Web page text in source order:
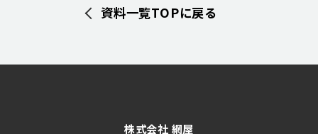
資料一覧TOPに戻る
株式会社 網屋